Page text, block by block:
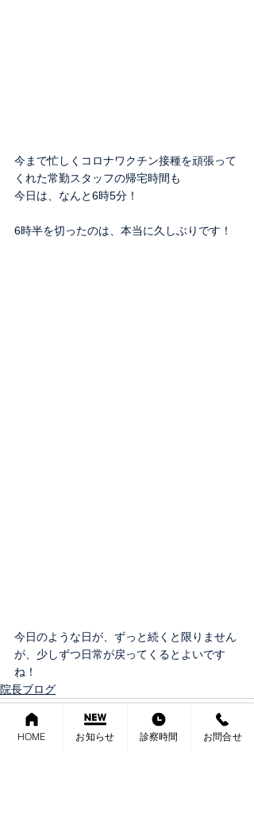
今まで忙しくコロナワクチン接種を頑張って
くれた常勤スタッフの帰宅時間も
今日は、なんと6時5分！
6時半を切ったのは、本当に久しぶりです！
今日のような日が、ずっと続くと限りません
が、少しずつ日常が戻ってくるとよいです
ね！
院長ブログ
HOME お知らせ 診察時間 お問合せ